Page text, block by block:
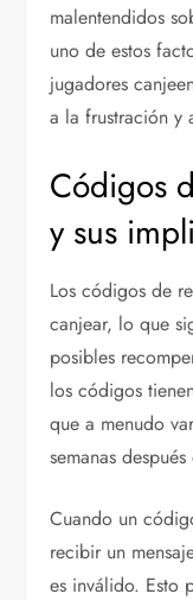
malentendidos
uno de estos
jugadores
a la frustración y
Códigos
y sus
Los códigos de
canjear, lo que
posibles
los códigos
que a menudo
semanas
Cuando un
recibir un
es inválido. Esto